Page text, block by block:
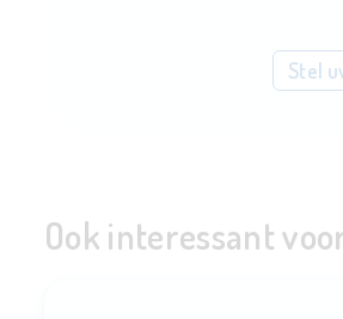
Stel
Ook interessant